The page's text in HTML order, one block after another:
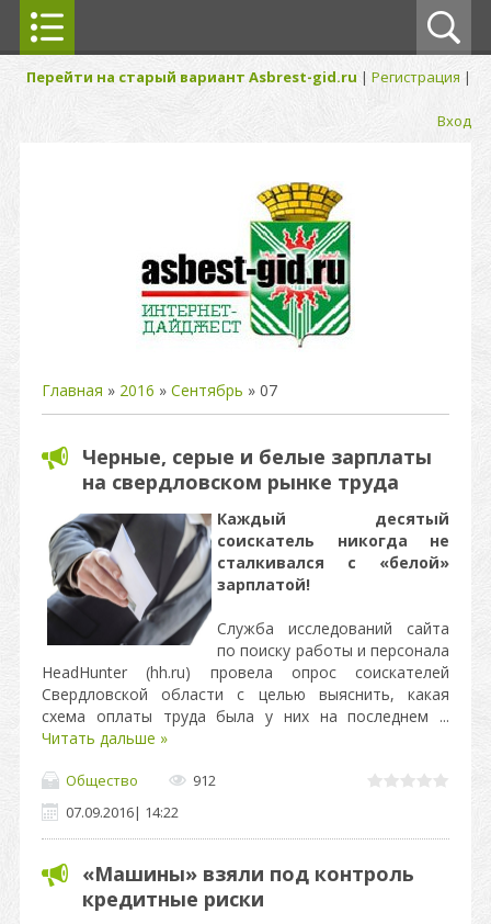
Перейти на старый вариант Asbrest-gid.ru | Регистрация |
Вход
Главная » 2016 » Сентябрь » 07
Черные, серые и белые зарплаты
на свердловском рынке труда
Каждый десятый
соискатель никогда не
сталкивался с «белой»
зарплатой!
Служба исследований сайта
по поиску работы и персонала
HeadHunter (hh.ru) провела опрос соискателей
Свердловской области с целью выяснить, какая
схема оплаты труда была у них на последнем ...
Читать дальше »
Общество
912
07.09.2016| 14:22
«Машины» взяли под контроль
кредитные риски